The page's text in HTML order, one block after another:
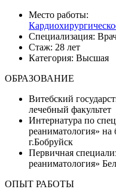
Место работы:
Специализация:
Стаж: 28 лет
Категория: Высшая
ОБРАЗОВАНИЕ
Витебский
лечебный факультет
Интернатура по
реаниматология»
г.Бобруйск
Первичная
реаниматология»
ОПЫТ РАБОТЫ